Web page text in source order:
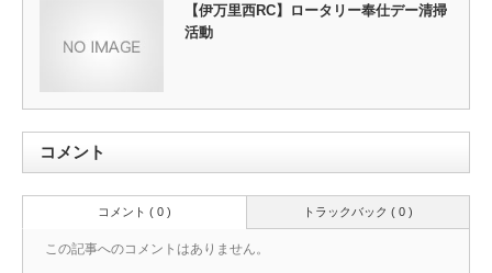
【伊万里西RC】ロータリー奉仕デー清掃
活動
コメント
トラックバック ( 0 )
コメント ( 0 )
この記事へのコメントはありません。